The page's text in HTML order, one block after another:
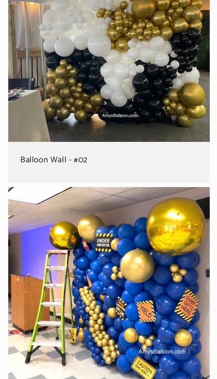
Balloon Wall - #02